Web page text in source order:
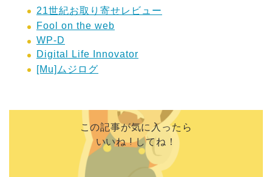
21世紀お取り寄せレビュー
Fool on the web
WP-D
Digital Life Innovator
[Mu]ムジログ
この記事が気に入ったら
いいね ! してね！